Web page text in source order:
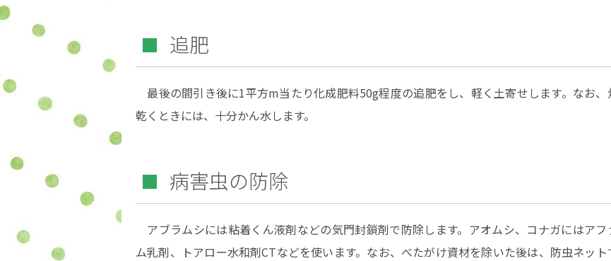
追肥
最後の間引き後に1平方m当たり化成肥料50g程度の追肥をし、軽く土寄せします。なお、
乾くときには、十分かん水します。
病害虫の防除
アブラムシには粘着くん液剤などの気門封鎖剤で防除します。アオムシ、コナガにはアフ
ム乳剤、トアロー水和剤CTなどを使います。なお、べたがけ資材を除いた後は、防虫ネット